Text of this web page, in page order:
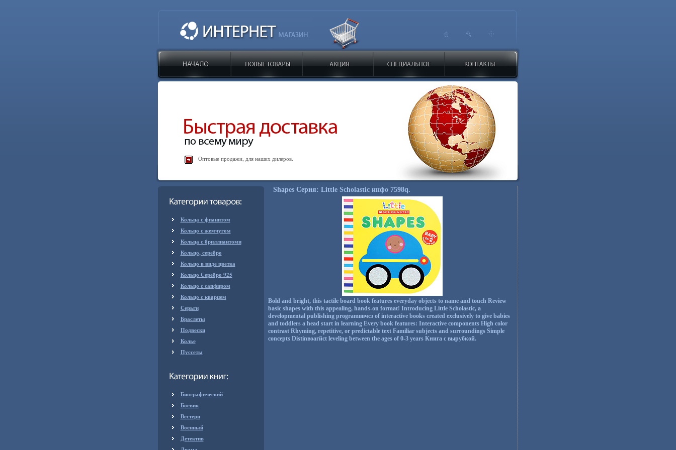
Оптовые продажи, для наших дилеров.
Кольца с фианитом
Кольцо с жемчугом
Кольца с бриллиантоми
Кольцо, серебро
Кольцо в виде цветка
Кольцо Серебро 925
Кольцо с сапфиром
Кольцо с кварцем
Серьги
Браслеты
Подвески
Колье
Пуссеты
Биографический
Боевик
Вестерн
Военный
Детектив
Shapes Серия: Little Scholastic инфо 7598q.
Bold and bright, this tactile board book features everyday objects to name and touch Review
basic shapes with this appealing, hands-on format! Introducing Little Scholastic, a
developmental publishing programввчсз of interactive books created exclusively to give babies
and toddlers a head start in learning Every book features: Interactive components High color
contrast Rhyming, repetitive, or predictable text Familiar subjects and surroundings Simple
concepts Distinвоагйct leveling between the ages of 0-3 years Книга с вырубкой.